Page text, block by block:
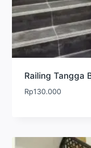
Railing Tangga
Rp130.000